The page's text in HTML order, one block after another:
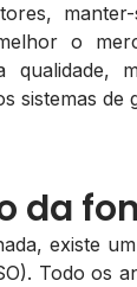
o
qualidade,
sistemas de
da
existe
Todo os